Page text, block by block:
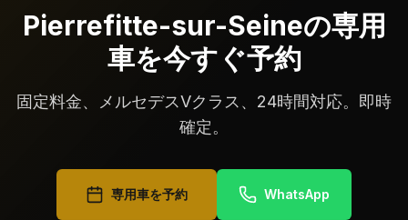
Pierrefitte-sur-Seineの専用
車を今すぐ予約
固定料金、メルセデスVクラス、24時間対応。即時
確定。
専用車を予約 WhatsApp